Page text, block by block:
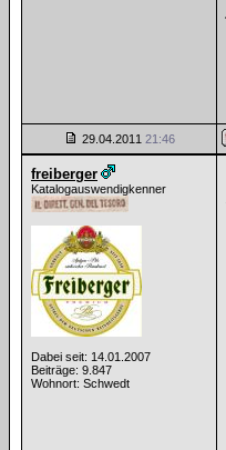
29.04.2011 21:46
freiberger
Katalogauswendigkenner
Dabei seit: 14.01.2007
Beiträge: 9.847
Wohnort: Schwedt